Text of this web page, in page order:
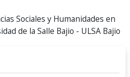
Sociales y Humanidades en
de la Salle Bajio - ULSA Bajio